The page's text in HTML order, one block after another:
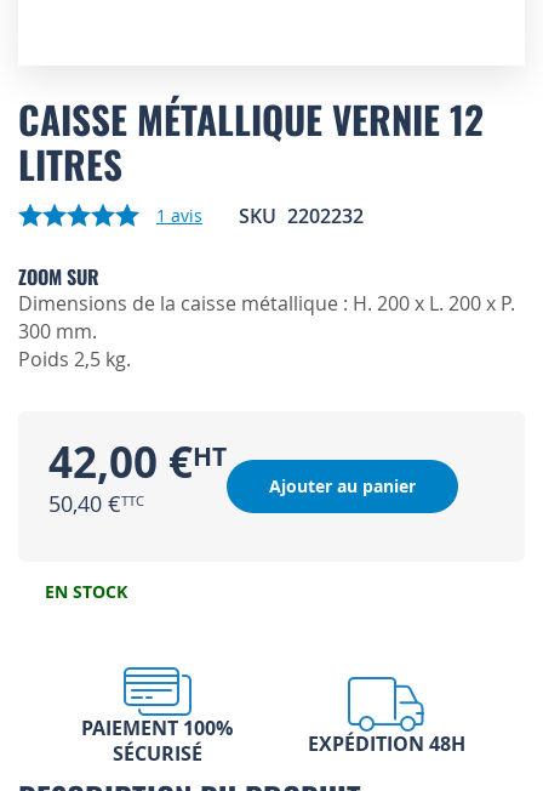
to
the
beginning
of
images
CAISSE MÉTALLIQUE VERNIE 12
LITRES
1 avis SKU 2202232
ZOOM SUR
Dimensions de la caisse métallique : H. 200 x L. 200 x P.
300 mm.
Poids 2,5 kg.
42,00 €
50,40 €
Ajouter au panier
EN STOCK
PAIEMENT 100%
SÉCURISÉ
EXPÉDITION 48H